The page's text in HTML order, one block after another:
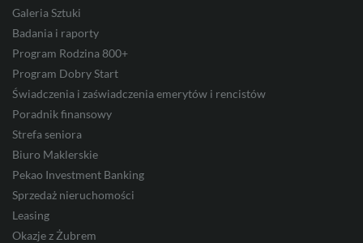
Galeria Sztuki
Badania i raporty
Program Rodzina 800+
Program Dobry Start
Świadczenia i zaświadczenia emerytów i rencistów
Poradnik finansowy
Strefa seniora
Biuro Maklerskie
Pekao Investment Banking
Sprzedaż nieruchomości
Leasing
Okazje z Żubrem